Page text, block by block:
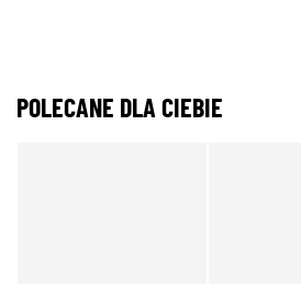
POLECANE DLA CIEBIE